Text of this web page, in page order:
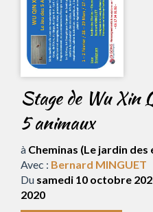
Stage de Wu Xin
5 animaux
à Cheminas (Le jardin des
Avec : Bernard MINGUET
Du samedi 10 octobre
2020